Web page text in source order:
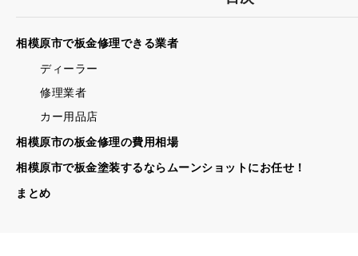
相模原市で板金修理できる業者
ディーラー
修理業者
カー用品店
相模原市の板金修理の費用相場
相模原市で板金塗装するならムーンショットにお任せ！
まとめ